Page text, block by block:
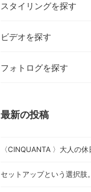
スタイリングを探す
ビデオを探す
フォトログを探す
最新の投稿